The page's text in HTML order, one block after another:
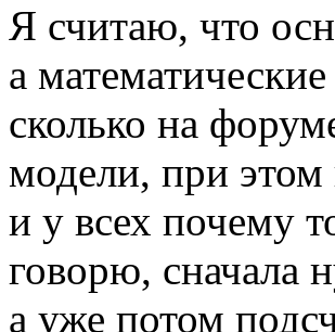
Я считаю, что
а
сколько на
модели, при этом
и у всех почему
говорю, сначала
а уже потом